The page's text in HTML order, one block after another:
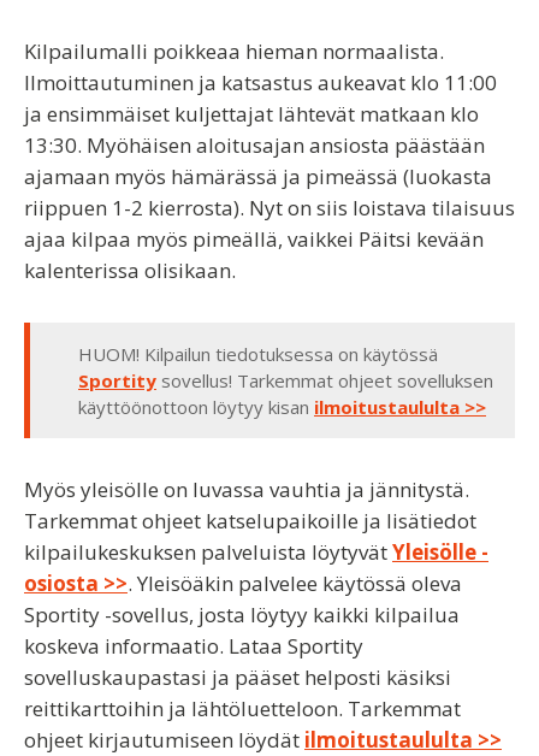
Kilpailumalli poikkeaa hieman normaalista.
Ilmoittautuminen ja katsastus aukeavat klo 11:00
ja ensimmäiset kuljettajat lähtevät matkaan klo
13:30. Myöhäisen aloitusajan ansiosta päästään
ajamaan myös hämärässä ja pimeässä (luokasta
riippuen 1-2 kierrosta). Nyt on siis loistava tilaisuus
ajaa kilpaa myös pimeällä, vaikkei Päitsi kevään
kalenterissa olisikaan.
HUOM! Kilpailun tiedotuksessa on käytössä
Sportity sovellus! Tarkemmat ohjeet sovelluksen
käyttöönottoon löytyy kisan ilmoitustaululta >>
Myös yleisölle on luvassa vauhtia ja jännitystä.
Tarkemmat ohjeet katselupaikoille ja lisätiedot
kilpailukeskuksen palveluista löytyvätYleisölle -
osiosta >>. Yleisöäkin palvelee käytössä oleva
Sportity -sovellus, josta löytyy kaikki kilpailua
koskeva informaatio. Lataa Sportity
sovelluskaupastasi ja pääset helposti käsiksi
reittikarttoihin ja lähtöluetteloon. Tarkemmat
ohjeet kirjautumiseen löydät ilmoitustaululta >>